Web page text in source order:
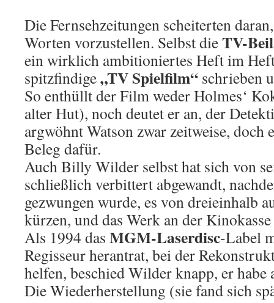
Die Fernsehzeitungen scheiterten
Worten vorzustellen. Selbst dieTV-
ein wirklich ambitioniertes Heft im
spitzfindige„TV Spielfilm“ schrieben
So enthüllt der Film weder Holmes‘
alter Hut), noch deutet er an, der
argwöhnt Watson zwar zeitweise, doch
Beleg dafür.
Auch Billy Wilder selbst hat sich von
schließlich verbittert abgewandt,
gezwungen wurde, es von dreieinhalb
kürzen, und das Werk an der
Als 1994 das MGM-Laserdisc-Label
Regisseur herantrat, bei der
helfen, beschied Wilder knapp, er habe
Die Wiederherstellung (sie fand sich